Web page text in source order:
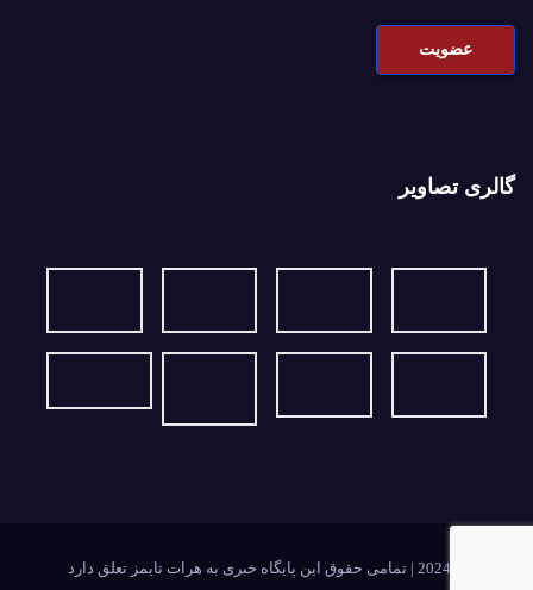
گالری تصاویر
2024Ⓒ | تمامی حقوق این پایگاه خبری به هرات تایمز تعلق دارد